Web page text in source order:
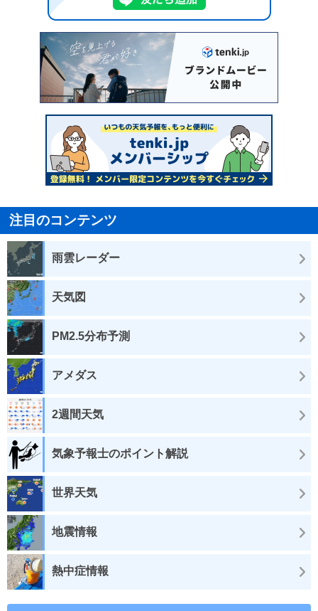
注目のコンテンツ
雨雲レーダー
天気図
PM2.5分布予測
アメダス
2週間天気
気象予報士のポイント解説
世界天気
地震情報
熱中症情報